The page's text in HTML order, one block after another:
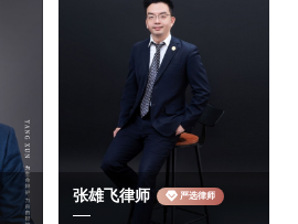
。根据渎职罪的客观表现分为
泄露国家秘密罪，私放在押人
伐许可证罪，办理偷越国
张雄飞律师 严选律师